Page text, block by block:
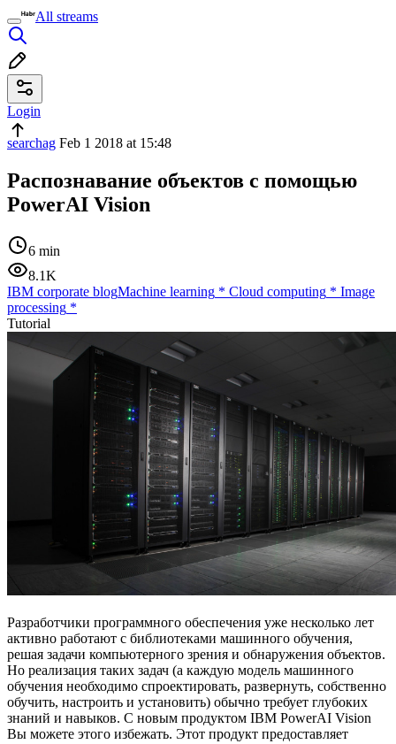
All streams
Login
searchag Feb 1 2018 at 15:48
Распознавание объектов с помощью
PowerAI Vision
6 min
8.1K
IBM corporate blogMachine learning * Cloud computing * Image
processing *
Tutorial
Разработчики программного обеспечения уже несколько лет
активно работают с библиотеками машинного обучения,
решая задачи компьютерного зрения и обнаружения объектов.
Но реализация таких задач (а каждую модель машинного
обучения необходимо спроектировать, развернуть, собственно
обучить, настроить и установить) обычно требует глубоких
знаний и навыков. С новым продуктом IBM PowerAI Vision
Вы можете этого избежать. Этот продукт предоставляет